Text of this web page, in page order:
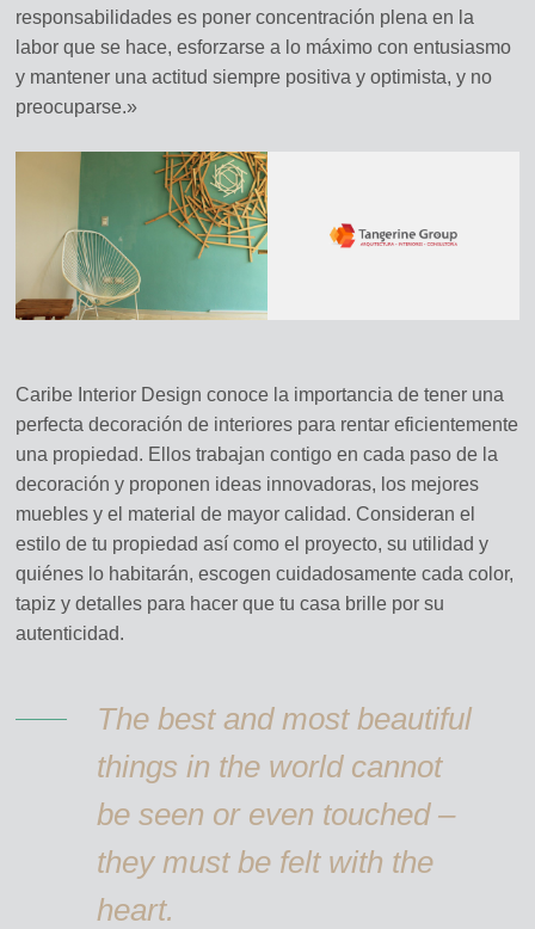
responsabilidades es poner concentración plena en la
labor que se hace, esforzarse a lo máximo con entusiasmo
y mantener una actitud siempre positiva y optimista, y no
preocuparse.»
Caribe Interior Design conoce la importancia de tener una
perfecta decoración de interiores para rentar eficientemente
una propiedad. Ellos trabajan contigo en cada paso de la
decoración y proponen ideas innovadoras, los mejores
muebles y el material de mayor calidad. Consideran el
estilo de tu propiedad así como el proyecto, su utilidad y
quiénes lo habitarán, escogen cuidadosamente cada color,
tapiz y detalles para hacer que tu casa brille por su
autenticidad.
The best and most beautiful
things in the world cannot
be seen or even touched –
they must be felt with the
heart.